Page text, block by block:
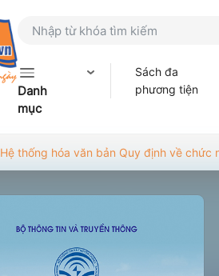
Danh
mục
Sách đa
phương tiện
Hệ thống hóa văn bản Quy định về chức